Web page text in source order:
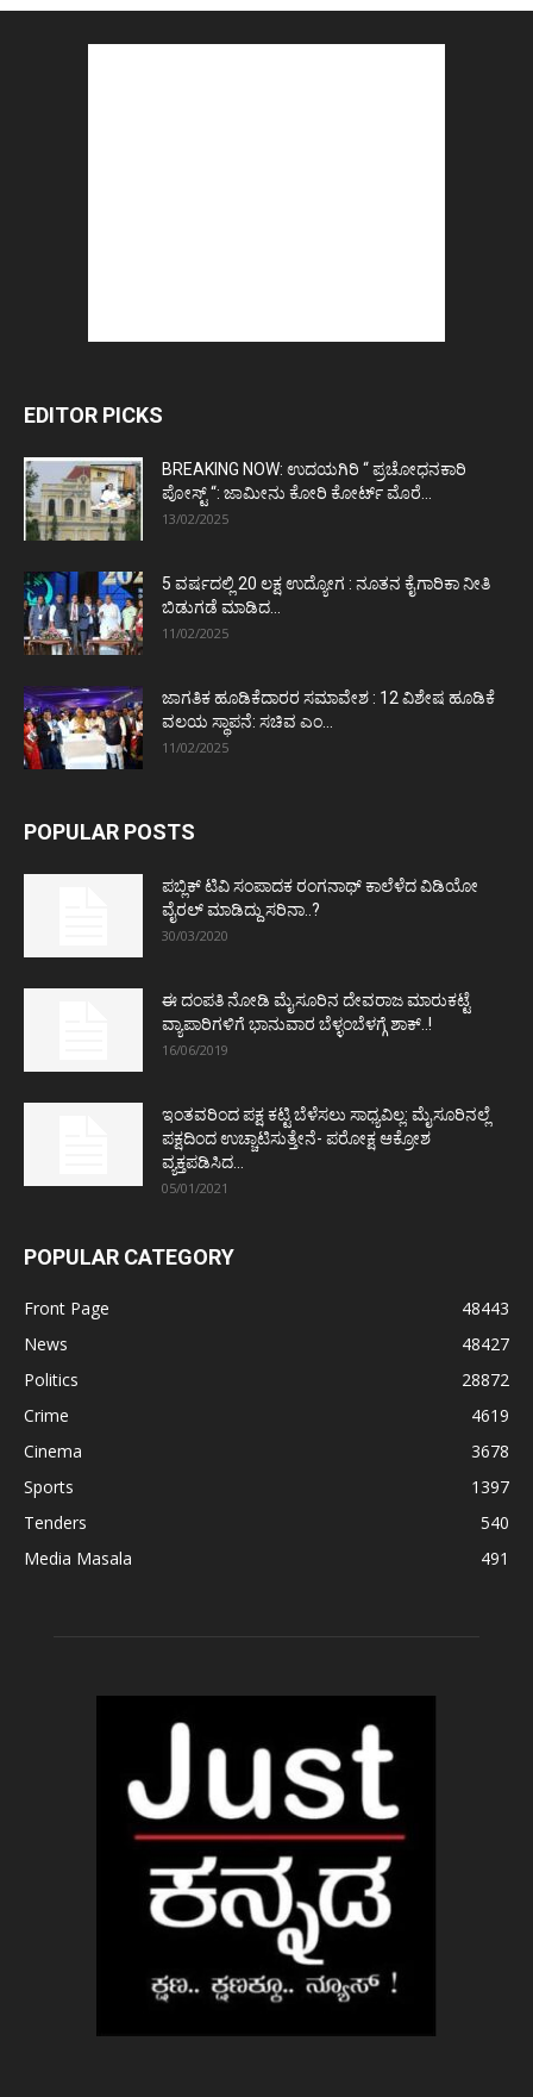
EDITOR PICKS
BREAKING NOW: ಉದಯಗಿರಿ “ ಪ್ರಚೋಧನಕಾರಿ
ಪೋಸ್ಟ್‌ “: ಜಾಮೀನು ಕೋರಿ ಕೋರ್ಟ್‌ ಮೊರೆ...
13/02/2025
5 ವರ್ಷದಲ್ಲಿ 20 ಲಕ್ಷ ಉದ್ಯೋಗ : ನೂತನ ಕೈಗಾರಿಕಾ ನೀತಿ
ಬಿಡುಗಡೆ ಮಾಡಿದ...
11/02/2025
ಜಾಗತಿಕ ಹೂಡಿಕೆದಾರರ ಸಮಾವೇಶ : 12 ವಿಶೇಷ ಹೂಡಿಕೆ
ವಲಯ ಸ್ಥಾಪನೆ: ಸಚಿವ ಎಂ...
11/02/2025
POPULAR POSTS
ಪಬ್ಲಿಕ್ ಟಿವಿ ಸಂಪಾದಕ ರಂಗನಾಥ್ ಕಾಲೆಳೆದ ವಿಡಿಯೋ
ವೈರಲ್ ಮಾಡಿದ್ದು ಸರಿನಾ..?
30/03/2020
ಈ ದಂಪತಿ ನೋಡಿ ಮೈಸೂರಿನ ದೇವರಾಜ ಮಾರುಕಟ್ಟೆ
ವ್ಯಾಪಾರಿಗಳಿಗೆ ಭಾನುವಾರ ಬೆಳ್ಳಂಬೆಳಗ್ಗೆ ಶಾಕ್..!
16/06/2019
ಇಂತವರಿಂದ ಪಕ್ಷ ಕಟ್ಟಿ ಬೆಳೆಸಲು ಸಾಧ್ಯವಿಲ್ಲ: ಮೈಸೂರಿನಲ್ಲೆ
ಪಕ್ಷದಿಂದ ಉಚ್ಚಾಟಿಸುತ್ತೇನೆ- ಪರೋಕ್ಷ ಆಕ್ರೋಶ
ವ್ಯಕ್ತಪಡಿಸಿದ...
05/01/2021
POPULAR CATEGORY
Front Page
48443
News
48427
Politics
28872
Crime
4619
Cinema
3678
Sports
1397
Tenders
540
Media Masala
491